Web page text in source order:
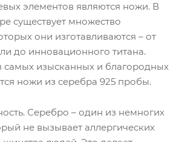
элементов являются ножи. В
существует множество
они изготавливаются – от
до инновационного титана.
изысканных и благородных
ножи из серебра 925 пробы.
Серебро – один из немногих
не вызывает аллергических